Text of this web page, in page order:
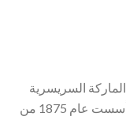
شراء ساعه أوديمار بيغيه Audemars Piguet الماركة السريسرية
الأفضل على الإطلاق لإظهار الكمال التقنى، تأسست عام 1875 من